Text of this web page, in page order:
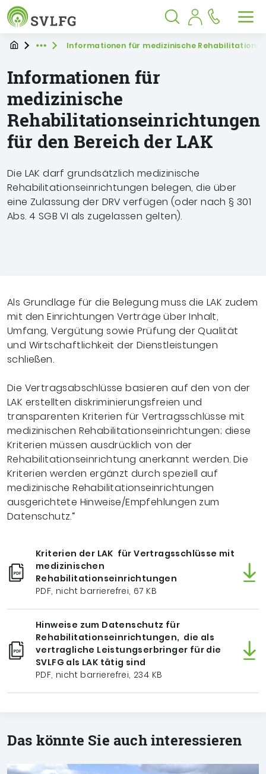
Inhalt
Suche
Springe zu: Hauptmenü
Sozialversicherung für
Suche öffnen
Suche schließen
StartpageExpand breadcrumb Navigation
Sie befinden sich hier
Informationen für medizinische
Informationen für
medizinische
Rehabilitationseinrichtungen
für den Bereich der LAK
Die LAK darf grundsätzlich medizinische
Rehabilitationseinrichtungen belegen, die über
eine Zulassung der DRV verfügen (oder nach § 301
Abs. 4 SGB VI als zugelassen gelten).
Als Grundlage für die Belegung muss die LAK zudem
mit den Einrichtungen Verträge über Inhalt,
Umfang, Vergütung sowie Prüfung der Qualität
und Wirtschaftlichkeit der Dienstleistungen
schließen.
Die Vertragsabschlüsse basieren auf den von der
LAK erstellten diskriminierungsfreien und
transparenten Kriterien für Vertragsschlüsse mit
medizinischen Rehabilitationseinrichtungen; diese
Kriterien müssen ausdrücklich von der
Rehabilitationseinrichtung anerkannt werden. Die
Kriterien werden ergänzt durch speziell auf
medizinische Rehabilitationseinrichtungen
ausgerichtete Hinweise/Empfehlungen zum
Datenschutz.“
Kriterien der LAK für Vertragsschlüsse mit
medizinischen
Rehabilitationseinrichtungen
PDF, nicht barrierefrei, 67 KB
Hinweise zum Datenschutz für
Rehabilitationseinrichtungen, die als
vertragliche Leistungserbringer für die
SVLFG als LAK tätig sind
PDF, nicht barrierefrei, 234 KB
Das könnte Sie auch interessieren